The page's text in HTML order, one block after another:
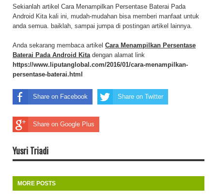
Sekianlah artikel Cara Menampilkan Persentase Baterai Pada
Android Kita kali ini, mudah-mudahan bisa memberi manfaat untuk
anda semua. baiklah, sampai jumpa di postingan artikel lainnya.
Anda sekarang membaca artikel Cara Menampilkan Persentase
Baterai Pada Android Kitadengan alamat link
https://www.liputanglobal.com/2016/01/cara-menampilkan-
persentase-baterai.html
Share on Facebook Share on Twitter
Share on Google Plus
Yusri Triadi
MORE POSTS